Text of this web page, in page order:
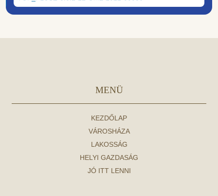
MENÜ
KEZDŐLAP
VÁROSHÁZA
LAKOSSÁG
HELYI GAZDASÁG
JÓ ITT LENNI